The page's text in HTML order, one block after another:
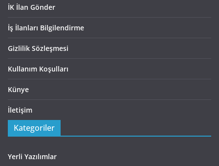
İK İlan Gönder
İş İlanları Bilgilendirme
Gizlilik Sözleşmesi
Kullanım Koşulları
Künye
İletişim
Kategoriler
Yerli Yazılımlar